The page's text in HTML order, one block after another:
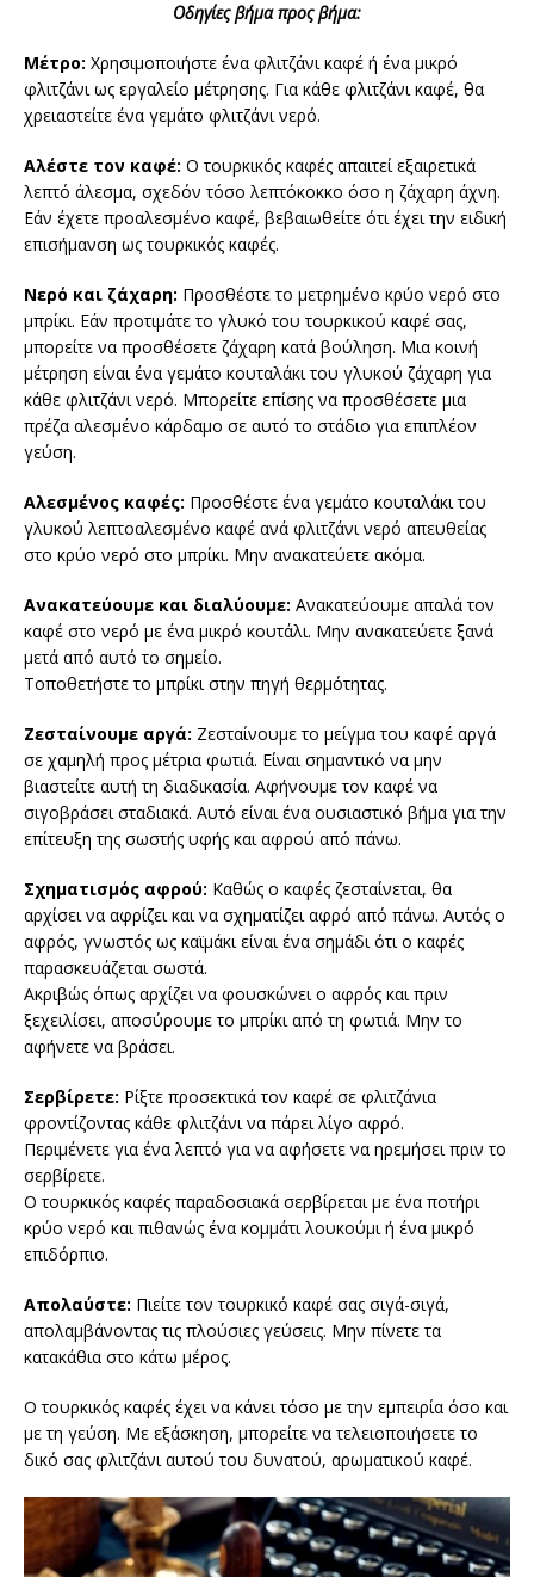
Οδηγίες βήμα προς βήμα:
Μέτρο: Χρησιμοποιήστε ένα φλιτζάνι καφέ ή ένα μικρό
φλιτζάνι ως εργαλείο μέτρησης. Για κάθε φλιτζάνι καφέ, θα
χρειαστείτε ένα γεμάτο φλιτζάνι νερό.
Αλέστε τον καφέ: Ο τουρκικός καφές απαιτεί εξαιρετικά
λεπτό άλεσμα, σχεδόν τόσο λεπτόκοκκο όσο η ζάχαρη άχνη.
Εάν έχετε προαλεσμένο καφέ, βεβαιωθείτε ότι έχει την ειδική
επισήμανση ως τουρκικός καφές.
Νερό και ζάχαρη: Προσθέστε το μετρημένο κρύο νερό στο
μπρίκι. Εάν προτιμάτε το γλυκό του τουρκικού καφέ σας,
μπορείτε να προσθέσετε ζάχαρη κατά βούληση. Μια κοινή
μέτρηση είναι ένα γεμάτο κουταλάκι του γλυκού ζάχαρη για
κάθε φλιτζάνι νερό. Μπορείτε επίσης να προσθέσετε μια
πρέζα αλεσμένο κάρδαμο σε αυτό το στάδιο για επιπλέον
γεύση.
Αλεσμένος καφές: Προσθέστε ένα γεμάτο κουταλάκι του
γλυκού λεπτοαλεσμένο καφέ ανά φλιτζάνι νερό απευθείας
στο κρύο νερό στο μπρίκι. Μην ανακατεύετε ακόμα.
Ανακατεύουμε και διαλύουμε: Ανακατεύουμε απαλά τον
καφέ στο νερό με ένα μικρό κουτάλι. Μην ανακατεύετε ξανά
μετά από αυτό το σημείο.
Τοποθετήστε το μπρίκι στην πηγή θερμότητας.
Ζεσταίνουμε αργά: Ζεσταίνουμε το μείγμα του καφέ αργά
σε χαμηλή προς μέτρια φωτιά. Είναι σημαντικό να μην
βιαστείτε αυτή τη διαδικασία. Αφήνουμε τον καφέ να
σιγοβράσει σταδιακά. Αυτό είναι ένα ουσιαστικό βήμα για την
επίτευξη της σωστής υφής και αφρού από πάνω.
Σχηματισμός αφρού: Καθώς ο καφές ζεσταίνεται, θα
αρχίσει να αφρίζει και να σχηματίζει αφρό από πάνω. Αυτός ο
αφρός, γνωστός ως καϊμάκι είναι ένα σημάδι ότι ο καφές
παρασκευάζεται σωστά.
Ακριβώς όπως αρχίζει να φουσκώνει ο αφρός και πριν
ξεχειλίσει, αποσύρουμε το μπρίκι από τη φωτιά. Μην το
αφήνετε να βράσει.
Σερβίρετε: Ρίξτε προσεκτικά τον καφέ σε φλιτζάνια
φροντίζοντας κάθε φλιτζάνι να πάρει λίγο αφρό.
Περιμένετε για ένα λεπτό για να αφήσετε να ηρεμήσει πριν το
σερβίρετε.
Ο τουρκικός καφές παραδοσιακά σερβίρεται με ένα ποτήρι
κρύο νερό και πιθανώς ένα κομμάτι λουκούμι ή ένα μικρό
επιδόρπιο.
Απολαύστε: Πιείτε τον τουρκικό καφέ σας σιγά-σιγά,
απολαμβάνοντας τις πλούσιες γεύσεις. Μην πίνετε τα
κατακάθια στο κάτω μέρος.
Ο τουρκικός καφές έχει να κάνει τόσο με την εμπειρία όσο και
με τη γεύση. Με εξάσκηση, μπορείτε να τελειοποιήσετε το
δικό σας φλιτζάνι αυτού του δυνατού, αρωματικού καφέ.